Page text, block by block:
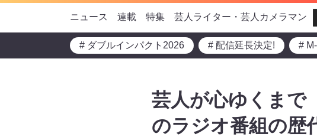
ニュース 連載 特集 芸人ライター・芸人カメラマン
# ダブルインパクト2026 # 配信延長決定! #
芸人が心ゆくまで
のラジオ番組の歴